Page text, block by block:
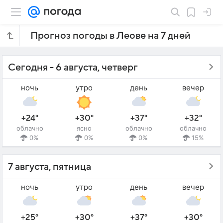
Прогноз погоды в Леове на 7 дней
Сегодня - 6 августа, четверг
ночь
+24°
облачно
0%
утро
+30°
ясно
0%
день
+37°
облачно
0%
вечер
+32°
облачно
15%
7 августа, пятница
ночь
+25°
утро
+30°
день
+37°
вечер
+30°